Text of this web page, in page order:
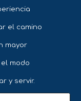
el camino
mayor
modo
y servir.